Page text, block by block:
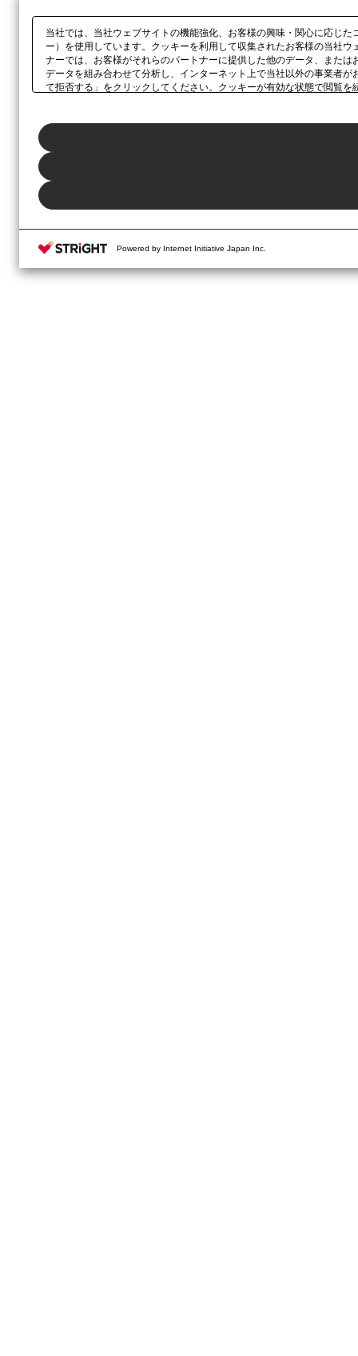
当社では、当社ウェブサイトの機能強化、お客様の興味・関心に応じ
ー）を使用しています。クッキーを利用して収集されたお客様の当社
ナーでは、お客様がそれらのパートナーに提供した他のデータ、また
データを組み合わせて分析し、インターネット上で当社以外の事業者
て拒否する」をクリックしてください。クッキーが有効な状態で閲覧
Powered by Internet Initiative Japan Inc.